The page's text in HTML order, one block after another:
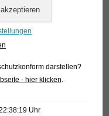
darstellen?
- hier klicken.
Uhr